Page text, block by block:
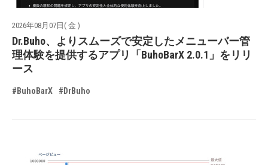
2026年08月07日( 金 )
Dr.Buho、よりスムーズで安定したメニューバー管
理体験を提供するアプリ「BuhoBarX 2.0.1」をリリ
ース
#BuhoBarX #DrBuho